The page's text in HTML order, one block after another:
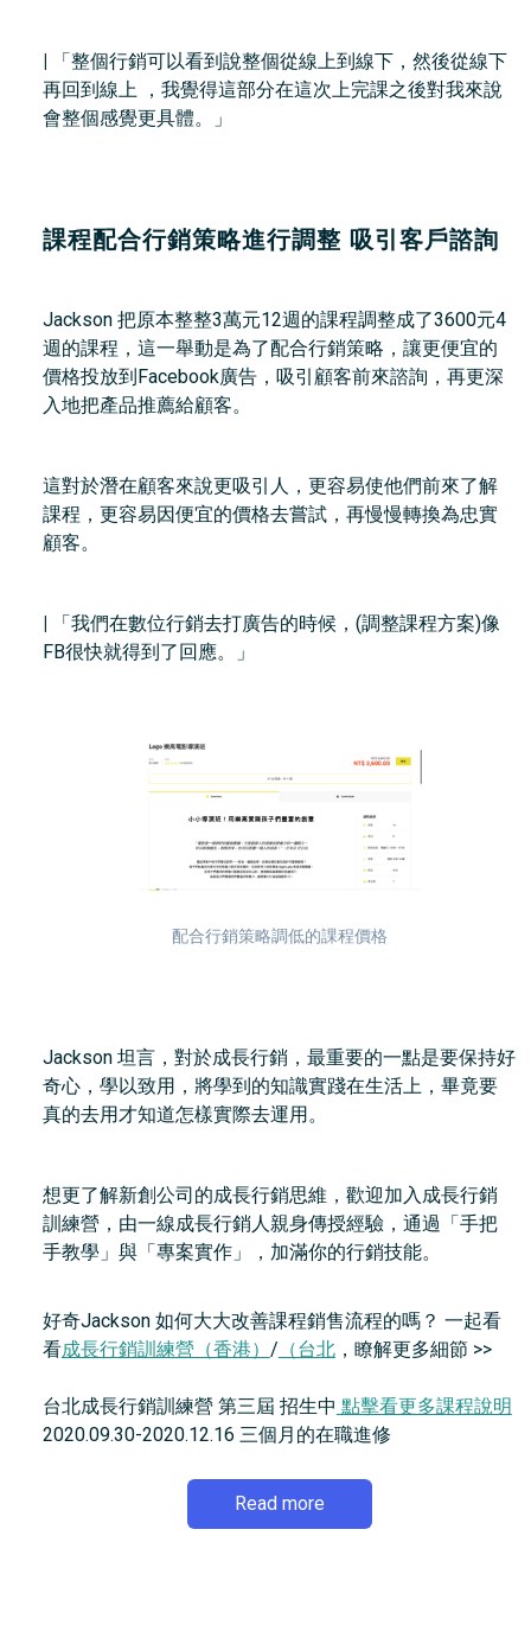
|
「整個行銷可以看到說整個從線上到線下，然後從線下
再回到線上 ，我覺得這部分在這次上完課之後對我來說
會整個感覺更具體。」
課程配合行銷策略進行調整 吸引客戶諮詢
Jackson 把原本整整3萬元12週的課程調整成了3600元4
週的課程，這一舉動是為了配合行銷策略，讓更便宜的
價格投放到Facebook廣告，吸引顧客前來諮詢，再更深
入地把產品推薦給顧客。
這對於潛在顧客來說更吸引人，更容易使他們前來了解
課程，更容易因便宜的價格去嘗試，再慢慢轉換為忠實
顧客。
|
「我們在數位行銷去打廣告的時候，(調整課程方案)像
FB很快就得到了回應。」
配合行銷策略調低的課程價格
Jackson 坦言，對於成長行銷，最重要的一點是要保持好
奇心，學以致用，將學到的知識實踐在生活上，畢竟要
真的去用才知道怎樣實際去運用。
想更了解新創公司的成長行銷思維，歡迎加入成長行銷
訓練營，由一線成長行銷人親身傳授經驗，通過「手把
手教學」與「專案實作」，加滿你的行銷技能。
好奇Jackson 如何大大改善課程銷售流程的嗎？ 一起看
看成長行銷訓練營（香港） / （台北，瞭解更多細節 >>
台北成長行銷訓練營 第三屆 招生中 點擊看更多課程說明
2020.09.30-2020.12.16 三個月的在職進修
Read more